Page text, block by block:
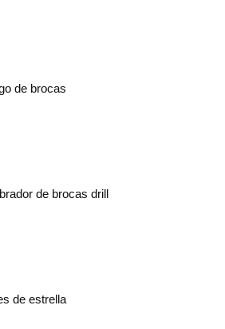
de brocas
de brocas drill
de estrella